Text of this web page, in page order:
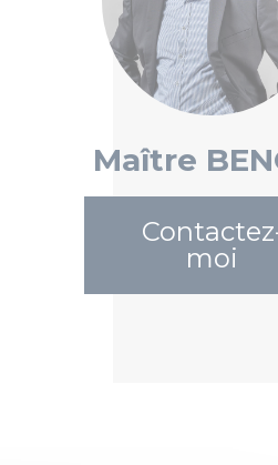
Maître
moi